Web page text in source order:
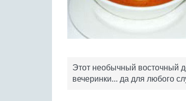
Этот необычный восточный
вечеринки... да для любого